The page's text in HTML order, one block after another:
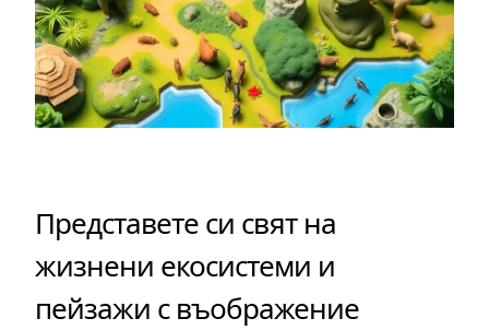
Представете си свят на
жизнени екосистеми и
пейзажи с въображение